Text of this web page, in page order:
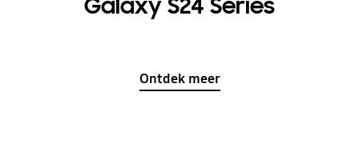
Galaxy S24 Series
Ontdek meer